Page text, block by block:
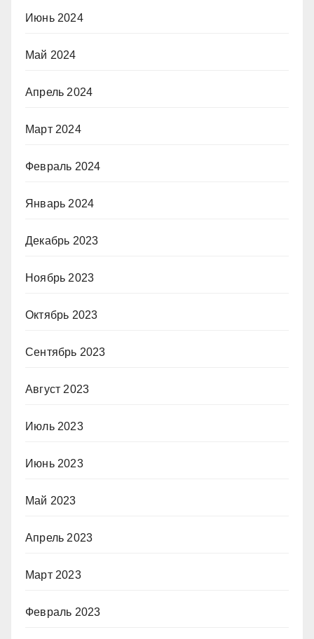
Июнь 2024
Май 2024
Апрель 2024
Март 2024
Февраль 2024
Январь 2024
Декабрь 2023
Ноябрь 2023
Октябрь 2023
Сентябрь 2023
Август 2023
Июль 2023
Июнь 2023
Май 2023
Апрель 2023
Март 2023
Февраль 2023